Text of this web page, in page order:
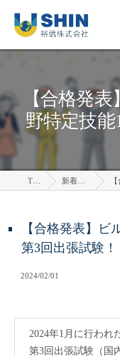
【合格発
野特定技
TOP 新着情報
【合格発表】ビ
第3回出張試験！
2024/02/01
2024年1月に行われ
第3回出張試験（国